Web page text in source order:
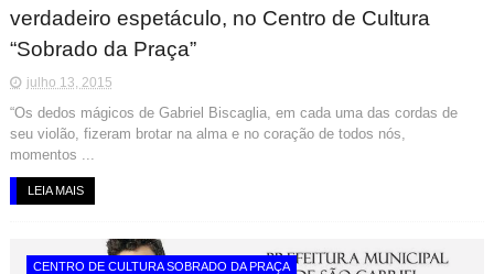
verdadeiro espetáculo, no Centro de Cultura
“Sobrado da Praça”
julho 13, 2015
“Os dedos mágicos de Gabriel Biscaglia, em cada uma das cordas de
seu violão, fizeram brotar na alma e no coração de todos nós,
momentos ...
LEIA MAIS
CENTRO DE CULTURA SOBRADO DA PRAÇA